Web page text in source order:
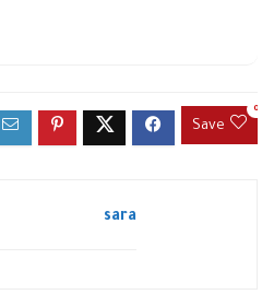
Save
0
sara